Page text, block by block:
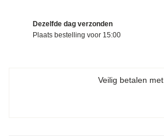
Dezelfde dag verzonden
Plaats bestelling voor 15:00
Veilig betalen met